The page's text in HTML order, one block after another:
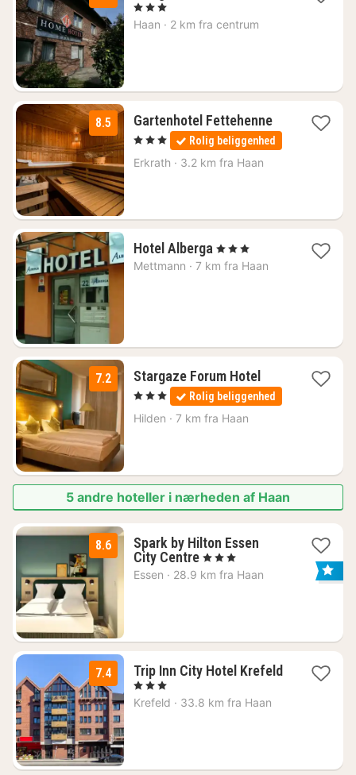
fra
, 3 Stjerner
Haan · 2 km fra centrum
8.5 Gartenhotel Fettehenne1
nat
fra
, 3 Stjerner Rolig beliggenhed
Erkrath · 3.2 km fra Haan
Hotel Alberga 2
nætter
, 3 Stjerner
Mettmann · 7 km fra Haan
7.2 Stargaze Forum Hotel1
nat
fra
, 3 Stjerner Rolig beliggenhed
Hilden · 7 km fra Haan
5 andre hoteller i nærheden af Haan
8.6
Spark by Hilton Essen
City Centre3
nætter
, 3 Stjerner
Essen · 28.9 km fra Haan
7.4
Trip Inn City Hotel Krefeld
2
nætter
, 3 Stjerner
Krefeld · 33.8 km fra Haan